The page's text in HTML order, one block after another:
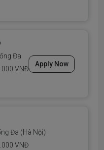
Đa
VNĐ
Apply Now
Đa (Hà Nội)
VNĐ